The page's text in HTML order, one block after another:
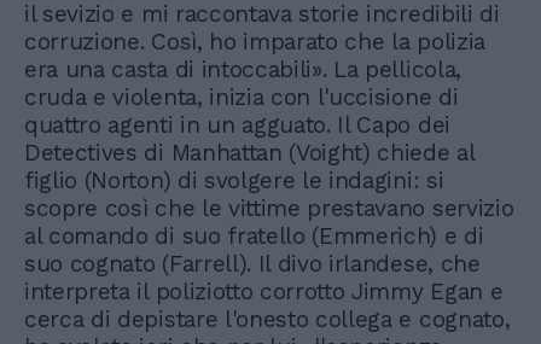
il sevizio e mi raccontava storie incredibili di
corruzione. Così, ho imparato che la polizia
era una casta di intoccabili». La pellicola,
cruda e violenta, inizia con l'uccisione di
quattro agenti in un agguato. Il Capo dei
Detectives di Manhattan (Voight) chiede al
figlio (Norton) di svolgere le indagini: si
scopre così che le vittime prestavano servizio
al comando di suo fratello (Emmerich) e di
suo cognato (Farrell). Il divo irlandese, che
interpreta il poliziotto corrotto Jimmy Egan e
cerca di depistare l'onesto collega e cognato,